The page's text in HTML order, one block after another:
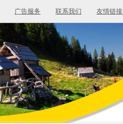
广告服务 联系我们 友情链接